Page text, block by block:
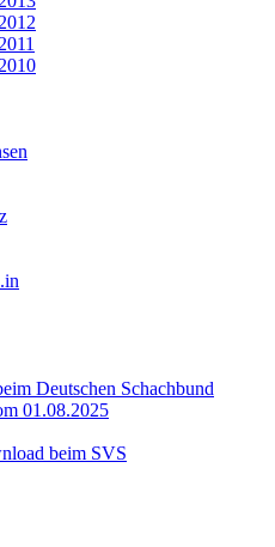
Deutschen Schachbund
01.08.2025
beim SVS